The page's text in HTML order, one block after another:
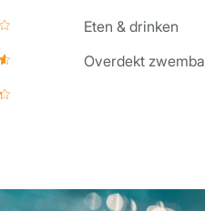
Eten & drinken
Overdekt